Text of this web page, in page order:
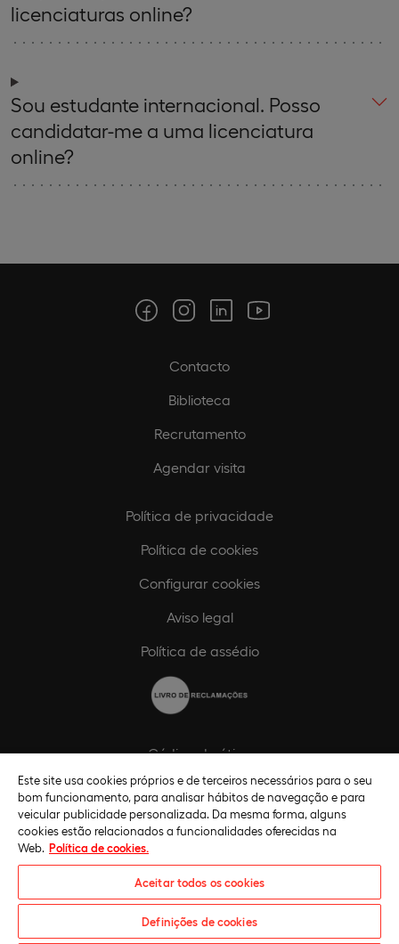
licenciaturas online?
Sou estudante internacional. Posso
candidatar-me a uma licenciatura
online?
Contacto
Biblioteca
Recrutamento
Agendar visita
Política de privacidade
Política de cookies
Configurar cookies
Aviso legal
Política de assédio
Código de ética
Política de compliance
Canal de compliance
Plano de Igualdade de Género
Este site usa cookies próprios e de terceiros necessários para o seu
bom funcionamento, para analisar hábitos de navegação e para
veicular publicidade personalizada. Da mesma forma, alguns
cookies estão relacionados a funcionalidades oferecidas na
Web. Política de cookies.
Aceitar todos os cookies
Definições de cookies